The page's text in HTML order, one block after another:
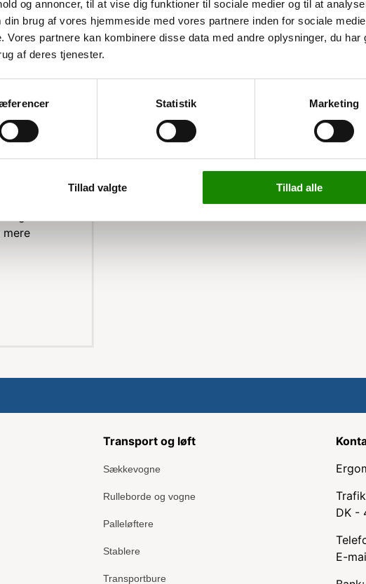
og annoncer, til at vise dig funktioner til sociale medier og til at
brug af vores hjemmeside med vores partnere inden for sociale
Vores partnere kan kombinere disse data med andre oplysninger, du har
af deres tjenester.
Statistik Marketing
Tillad valgte Tillad alle
og
til at
og drikke.
Transport og løft
Sækkevogne
Rulleborde og vogne
Palleløftere
Stablere
Transportbure
DK -
E-